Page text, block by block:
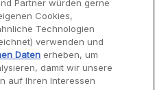
nicht verfügbar,
Sie mich
Partner würden gerne
Cookies,
Technologien
verwenden und
Daten erheben, um
damit wir unsere
auf Ihren Interessen